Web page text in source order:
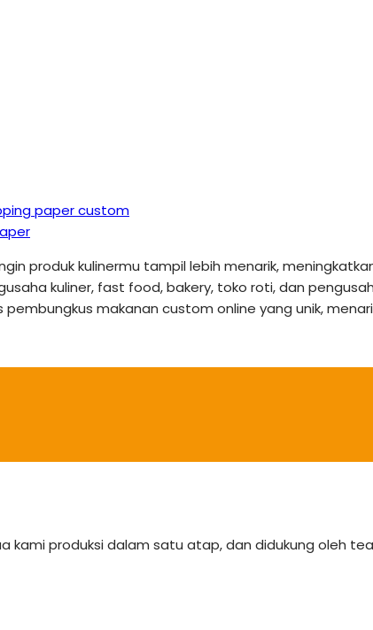
paper custom
produk kulinermu tampil lebih menarik,
kuliner, fast food, bakery, toko roti, dan
makanan custom online yang unik,
kami produksi dalam satu atap, dan didukung oleh